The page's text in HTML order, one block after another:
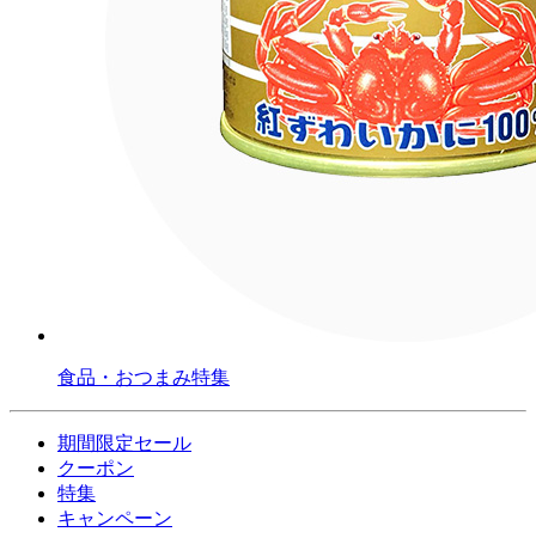
食品・おつまみ特集
期間限定セール
クーポン
特集
キャンペーン